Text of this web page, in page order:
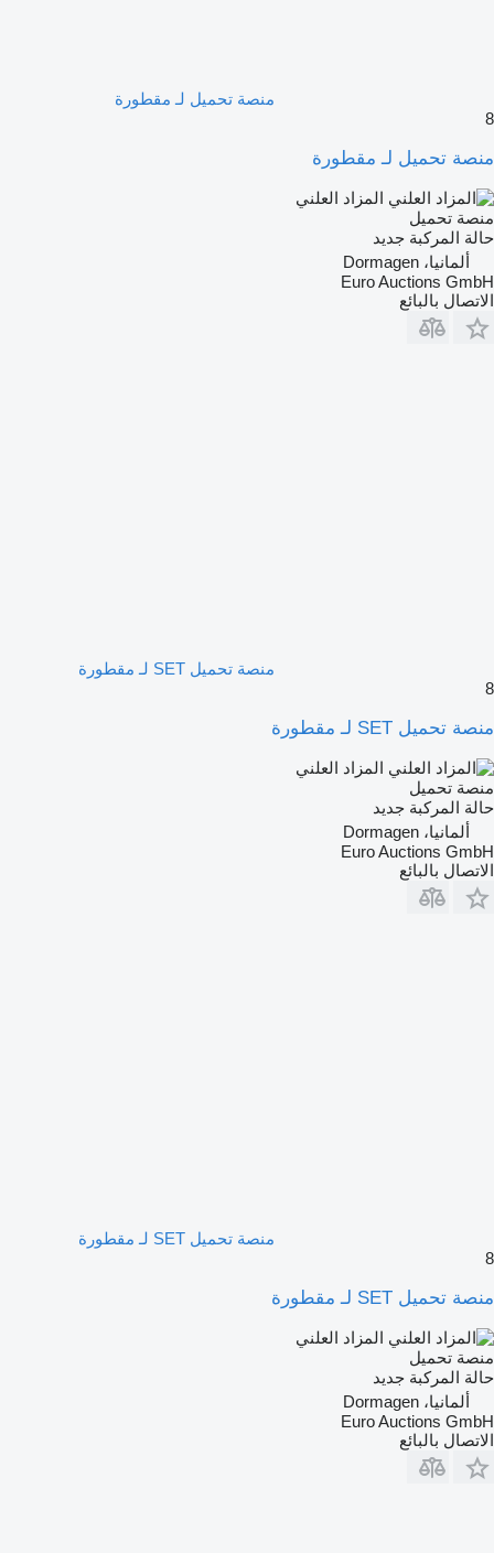
منصة تحميل لـ مقطورة
8
منصة تحميل لـ مقطورة
المزاد العلني
منصة تحميل
حالة المركبة جديد
ألمانيا، Dormagen
Euro Auctions GmbH
الاتصال بالبائع
منصة تحميل SET لـ مقطورة
8
منصة تحميل SET لـ مقطورة
المزاد العلني
منصة تحميل
حالة المركبة جديد
ألمانيا، Dormagen
Euro Auctions GmbH
الاتصال بالبائع
منصة تحميل SET لـ مقطورة
8
منصة تحميل SET لـ مقطورة
المزاد العلني
منصة تحميل
حالة المركبة جديد
ألمانيا، Dormagen
Euro Auctions GmbH
الاتصال بالبائع